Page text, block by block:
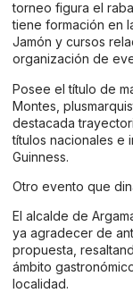
torneo figura el
tiene formación en
Jamón y cursos
organización de
Posee el título de
Montes,
destacada
títulos nacionales e
Guinness.
Otro evento que
El alcalde de
ya agradecer de
propuesta,
ámbito
localidad.